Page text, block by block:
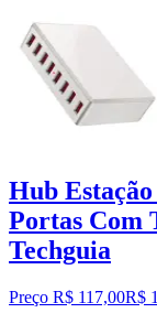
Hub
Portas Com
Techguia
Preço R$ 117,00R$